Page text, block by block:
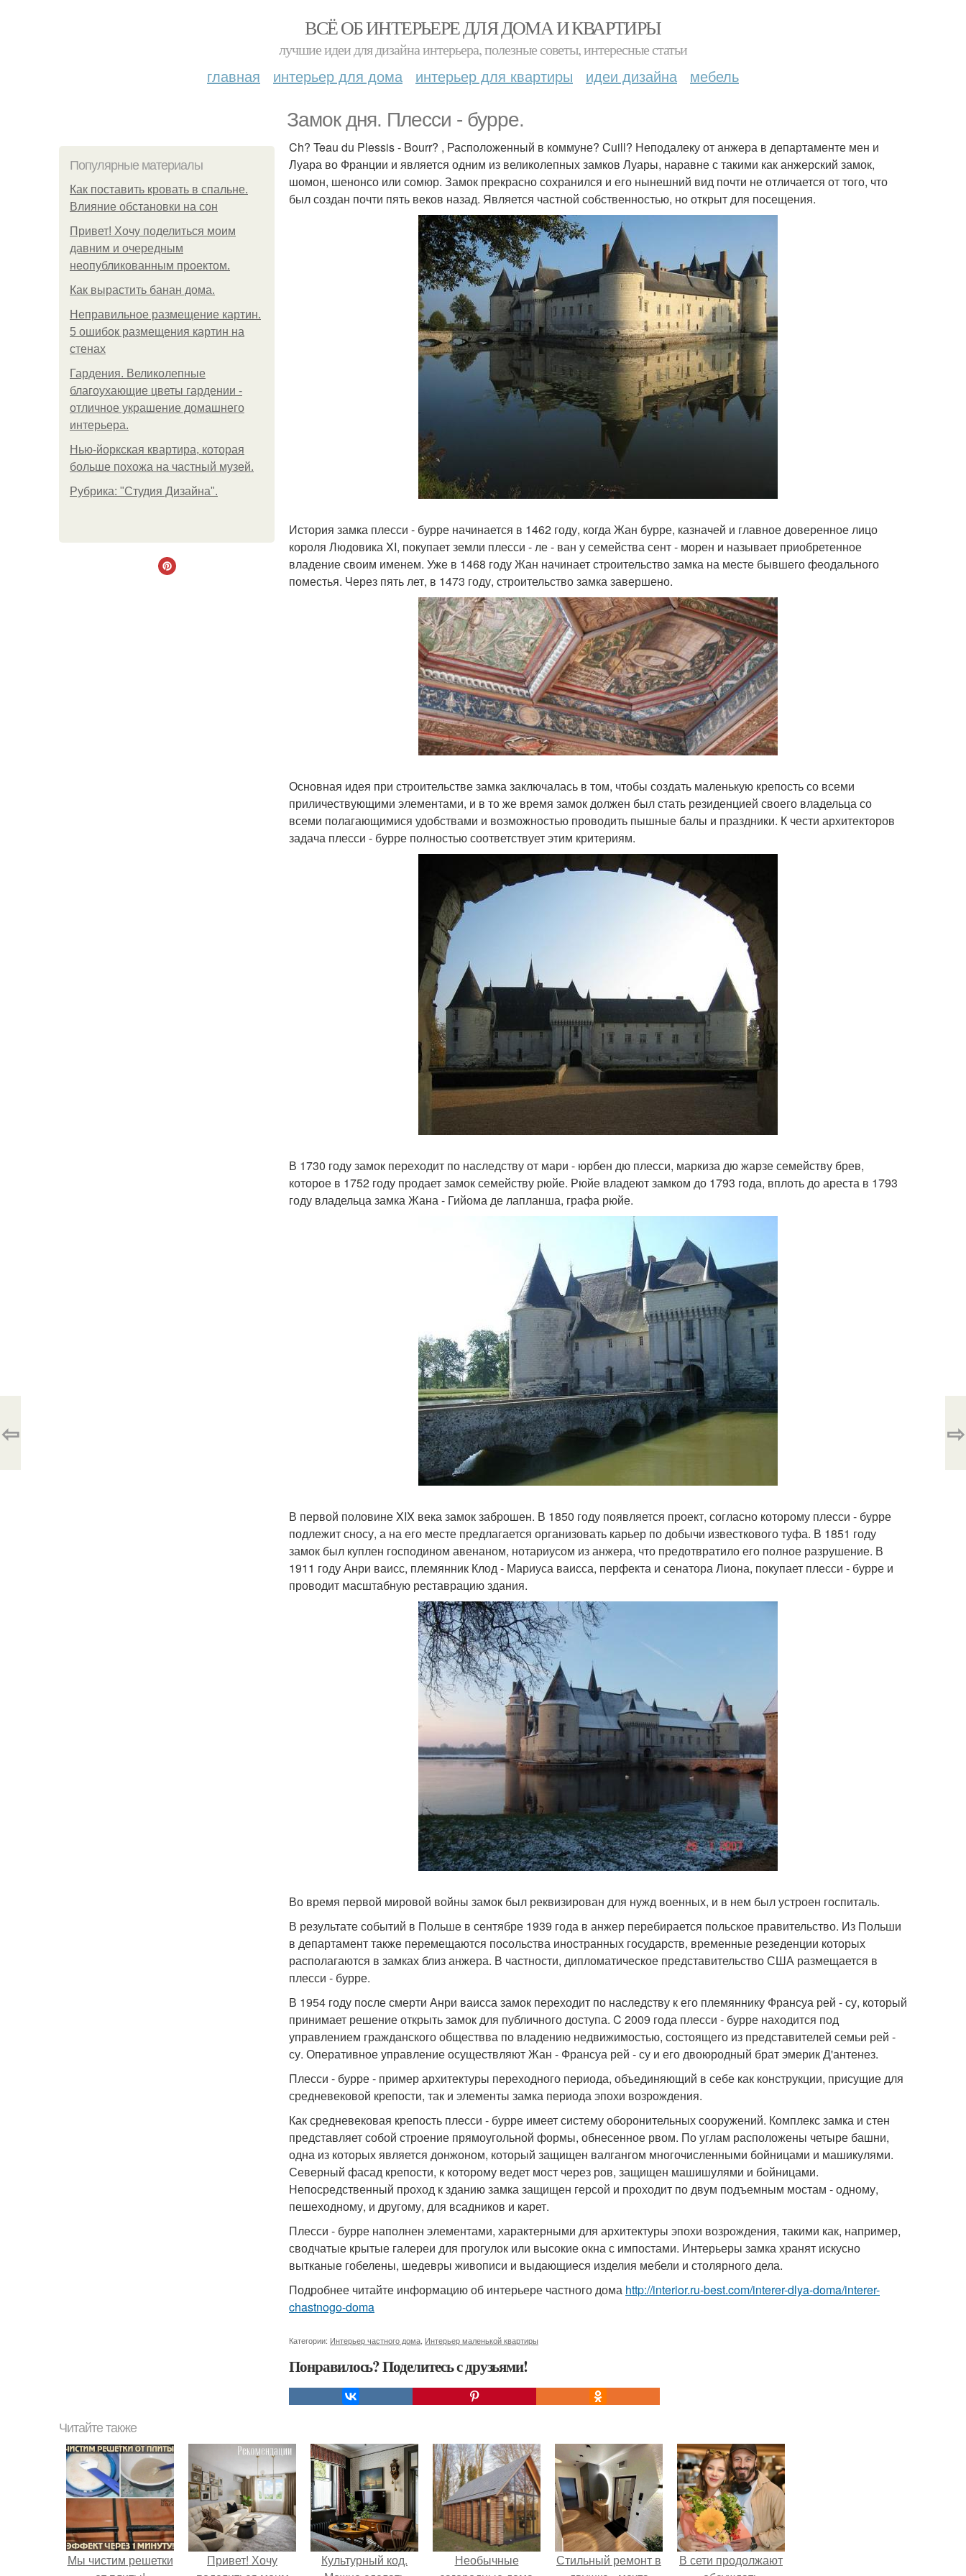
ВСЁ ОБ ИНТЕРЬЕРЕ ДЛЯ ДОМА И КВАРТИРЫ
лучшие идеи для дизайна интерьера, полезные советы, интересные статьи
главная интерьер для дома интерьер для квартиры идеи дизайна мебель
Замок дня. Плесси - бурре.
Популярные материалы
Как поставить кровать в спальне.
Влияние обстановки на сон
Привет! Хочу поделиться моим
давним и очередным
неопубликованным проектом.
Как вырастить банан дома.
Неправильное размещение картин.
5 ошибок размещения картин на
стенах
Гардения. Великолепные
благоухающие цветы гардении -
отличное украшение домашнего
интерьера.
Нью-йоркская квартира, которая
больше похожа на частный музей.
Рубрика: "Студия Дизайна".
Ch? Teau du Plessis - Bourr? , Расположенный в коммуне? Cuill? Неподалеку от анжера в департаменте мен и
Луара во Франции и является одним из великолепных замков Луары, наравне с такими как анжерский замок,
шомон, шенонсо или сомюр. Замок прекрасно сохранился и его нынешний вид почти не отличается от того, что
был создан почти пять веков назад. Является частной собственностью, но открыт для посещения.
История замка плесси - бурре начинается в 1462 году, когда Жан бурре, казначей и главное доверенное лицо
короля Людовика XI, покупает земли плесси - ле - ван у семейства сент - морен и называет приобретенное
владение своим именем. Уже в 1468 году Жан начинает строительство замка на месте бывшего феодального
поместья. Через пять лет, в 1473 году, строительство замка завершено.
Основная идея при строительстве замка заключалась в том, чтобы создать маленькую крепость со всеми
приличествующими элементами, и в то же время замок должен был стать резиденцией своего владельца со
всеми полагающимися удобствами и возможностью проводить пышные балы и праздники. К чести архитекторов
задача плесси - бурре полностью соответствует этим критериям.
В 1730 году замок переходит по наследству от мари - юрбен дю плесси, маркиза дю жарзе семейству брев,
которое в 1752 году продает замок семейству рюйе. Рюйе владеют замком до 1793 года, вплоть до ареста в 1793
году владельца замка Жана - Гийома де лапланша, графа рюйе.
В первой половине XIX века замок заброшен. В 1850 году появляется проект, согласно которому плесси - бурре
подлежит сносу, а на его месте предлагается организовать карьер по добычи известкового туфа. В 1851 году
замок был куплен господином авенаном, нотариусом из анжера, что предотвратило его полное разрушение. В
1911 году Анри ваисс, племянник Клод - Мариуса ваисса, перфекта и сенатора Лиона, покупает плесси - бурре и
проводит масштабную реставрацию здания.
Во время первой мировой войны замок был реквизирован для нужд военных, и в нем был устроен госпиталь.
В результате событий в Польше в сентябре 1939 года в анжер перебирается польское правительство. Из Польши
в департамент также перемещаются посольства иностранных государств, временные резеденции которых
располагаются в замках близ анжера. В частности, дипломатическое представительство США размещается в
плесси - бурре.
В 1954 году после смерти Анри ваисса замок переходит по наследству к его племяннику Франсуа рей - су, который
принимает решение открыть замок для публичного доступа. C 2009 года плесси - бурре находится под
управлением гражданского обществва по владению недвижимостью, состоящего из представителей семьи рей -
су. Оперативное управление осуществляют Жан - Франсуа рей - су и его двоюродный брат эмерик Д'антенез.
Плесси - бурре - пример архитектуры переходного периода, объединяющий в себе как конструкции, присущие для
средневековой крепости, так и элементы замка периода эпохи возрождения.
Как средневековая крепость плесси - бурре имеет систему оборонительных сооружений. Комплекс замка и стен
представляет собой строение прямоугольной формы, обнесенное рвом. По углам расположены четыре башни,
одна из которых является донжоном, который защищен валгангом многочисленными бойницами и машикулями.
Северный фасад крепости, к которому ведет мост через ров, защищен машишулями и бойницами.
Непосредственный проход к зданию замка защищен герсой и проходит по двум подъемным мостам - одному,
пешеходному, и другому, для всадников и карет.
Плесси - бурре наполнен элементами, характерными для архитектуры эпохи возрождения, такими как, например,
сводчатые крытые галереи для прогулок или высокие окна с импостами. Интерьеры замка хранят искусно
вытканые гобелены, шедевры живописи и выдающиеся изделия мебели и столярного дела.
Подробнее читайте информацию об интерьере частного дома http://interior.ru-best.com/interer-dlya-doma/interer-
chastnogo-doma
Категории: Интерьер частного дома Интерьер маленькой квартиры
Понравилось? Поделитесь с друзьями!
⇦ ⇨
Читайте также
Мы чистим решетки
Привет! Хочу
Культурный код.
Необычные
Стильный ремонт в
В сети продолжают